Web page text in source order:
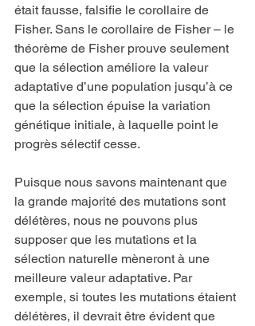
était fausse, falsifie le corollaire de
Fisher. Sans le corollaire de Fisher – le
théorème de Fisher prouve seulement
que la sélection améliore la valeur
adaptative d’une population jusqu’à ce
que la sélection épuise la variation
génétique initiale, à laquelle point le
progrès sélectif cesse.
Puisque nous savons maintenant que
la grande majorité des mutations sont
délétères, nous ne pouvons plus
supposer que les mutations et la
sélection naturelle mèneront à une
meilleure valeur adaptative. Par
exemple, si toutes les mutations étaient
délétères, il devrait être évident que